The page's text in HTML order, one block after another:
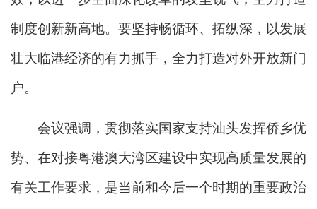
制度创新新高地。要坚持畅循环、拓纵深，以发展
壮大临港经济的有力抓手，全力打造对外开放新门
户。
会议强调，贯彻落实国家支持汕头发挥侨乡优
势、在对接粤港澳大湾区建设中实现高质量发展的
有关工作要求，是当前和今后一个时期的重要政治